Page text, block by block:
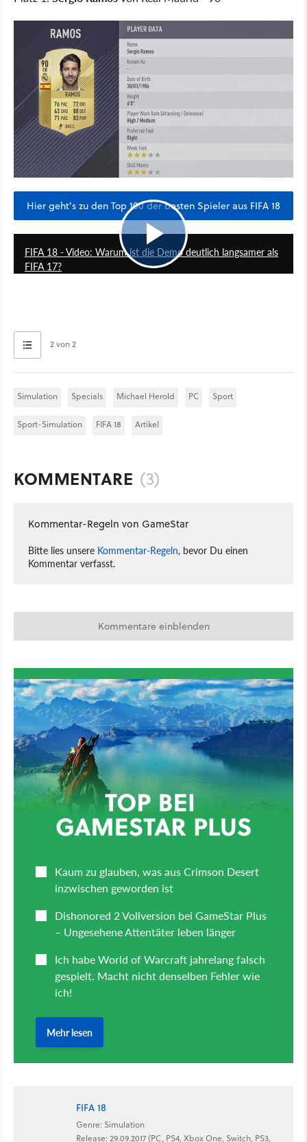
Hier geht's zu den Top 100 der besten Spieler aus FIFA 18
15:21
FIFA 18 - Video: Warum ist die Demo deutlich langsamer als
FIFA 17?
2 von 2
Simulation Specials Michael Herold PC Sport
Sport-Simulation FIFA 18 Artikel
KOMMENTARE (3)
Kommentar-Regeln von GameStar
Bitte lies unsere Kommentar-Regeln, bevor Du einen
Kommentar verfasst.
Kommentare einblenden
FIFA 18
Genre: Simulation
Release: 29.09.2017 (PC, PS4, Xbox One, Switch, PS3,